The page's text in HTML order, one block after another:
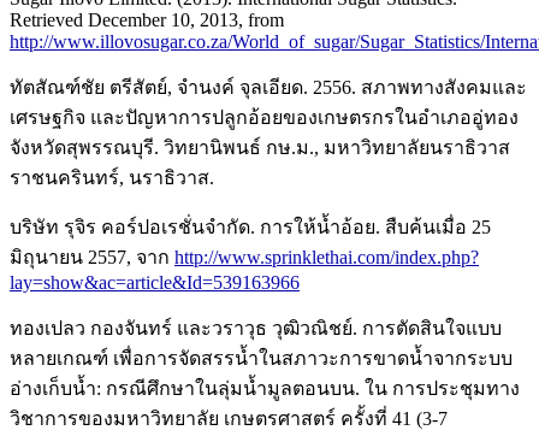
Retrieved December 10, 2013, from
http://www.illovosugar.co.za/World_of_sugar/Sugar_Statistics/
ทัตสัณฑ์ชัย ตรีสัตย์, จำนงค์ จุลเอียด. 2556. สภาพทางสังคมและ
เศรษฐกิจ และปัญหาการปลูกอ้อยของเกษตรกรในอำเภออู่ทอง
จังหวัดสุพรรณบุรี. วิทยานิพนธ์ กษ.ม., มหาวิทยาลัยนราธิวาส
ราชนครินทร์, นราธิวาส.
บริษัท รุจิร คอร์ปอเรชั่นจำกัด. การให้น้ำอ้อย. สืบค้นเมื่อ 25
มิถุนายน 2557, จาก http://www.sprinklethai.com/index.php?
lay=show&ac=article&Id=539163966
ทองเปลว กองจันทร์ และวราวุธ วุฒิวณิชย์. การตัดสินใจแบบ
หลายเกณฑ์ เพื่อการจัดสรรน้ำในสภาวะการขาดน้ำจากระบบ
อ่างเก็บน้ำ: กรณีศึกษาในลุ่มน้ำมูลตอนบน. ใน การประชุมทาง
วิชาการของมหาวิทยาลัย เกษตรศาสตร์ ครั้งที่ 41 (3-7